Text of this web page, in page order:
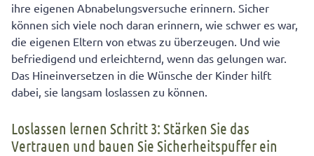
ihre eigenen Abnabelungsversuche erinnern. Sicher
können sich viele noch daran erinnern, wie schwer es war,
die eigenen Eltern von etwas zu überzeugen. Und wie
befriedigend und erleichternd, wenn das gelungen war.
Das Hineinversetzen in die Wünsche der Kinder hilft
dabei, sie langsam loslassen zu können.
Loslassen lernen Schritt 3: Stärken Sie das
Vertrauen und bauen Sie Sicherheitspuffer ein